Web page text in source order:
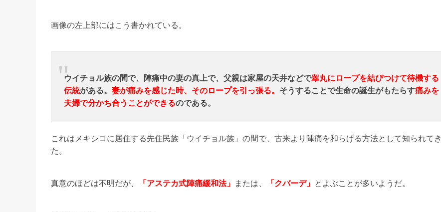
画像の左上部にはこう書かれている。
ウイチョル族の間で、陣痛中の妻の真上で、父親は家屋の天井などで睾丸にロープを結びつけて待機する
伝統がある。 妻が痛みを感じた時、そのロープを引っ張る。 そうすることで生命の誕生がもたらす痛みを
夫婦で分かち合うことができるのである。
これはメキシコに居住する先住民族「ウイチョル族」の間で、古来より陣痛を和らげる方法として知られてき
た。
真意のほどは不明だが、 「アステカ式陣痛緩和法」 または、 「クバーデ」 とよぶことが多いようだ。